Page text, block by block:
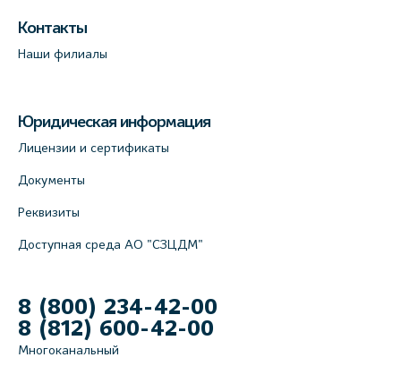
Контакты
Наши филиалы
Юридическая информация
Лицензии и сертификаты
Документы
Реквизиты
Доступная среда АО "СЗЦДМ"
8 (800) 234-42-00
8 (812) 600-42-00
Многоканальный